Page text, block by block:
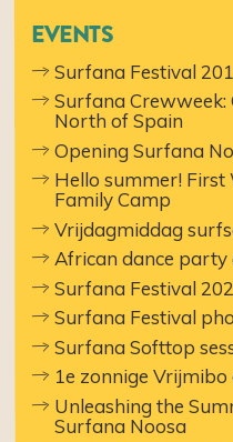
EVENTS
Surfana Festival
Surfana
North of Spain
Opening Surfana
Hello summer! First
Family Camp
Vrijdagmiddag
African dance party
Surfana Festival
Surfana Festival
Surfana Softtop
1e zonnige
Unleashing the
Surfana Noosa